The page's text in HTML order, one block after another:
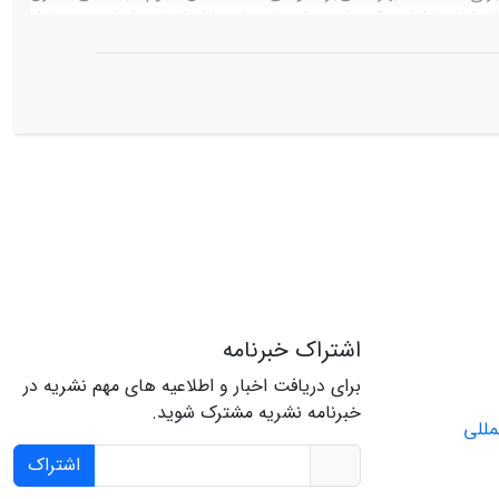
توانایی‌یک‌ ملت‌ برای‌ پاسداری‌ ازارزشهای‌ داخلی‌ در مقابل‌
اشتراک خبرنامه
برای دریافت اخبار و اطلاعیه های مهم نشریه در
خبرنامه نشریه مشترک شوید.
اشتراک